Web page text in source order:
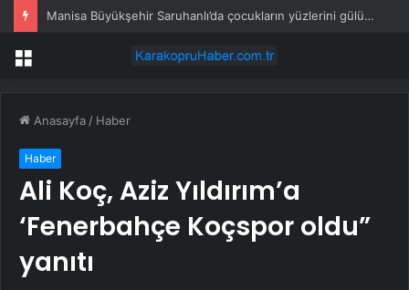
Manisa Büyükşehir Saruhanlı’da çocukların yüzlerini gülümsetti
Menü
Anasayfa / Haber
Haber
Ali Koç, Aziz Yıldırım’a
‘Fenerbahçe Koçspor oldu”
yanıtı